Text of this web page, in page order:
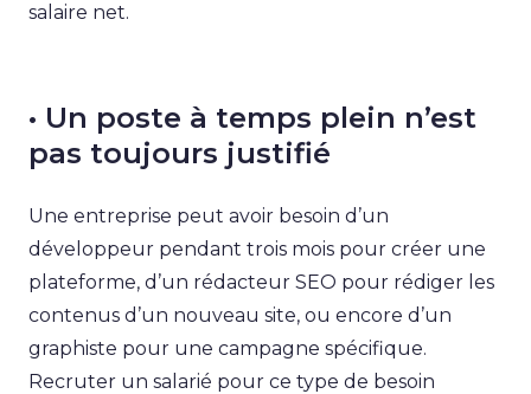
salaire net.
• Un poste à temps plein n’est
pas toujours justifié
Une entreprise peut avoir besoin d’un
développeur pendant trois mois pour créer une
plateforme, d’un rédacteur SEO pour rédiger les
contenus d’un nouveau site, ou encore d’un
graphiste pour une campagne spécifique.
Recruter un salarié pour ce type de besoin